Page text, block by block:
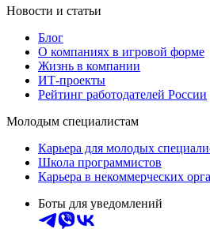
Новости и статьи
Блог
О компаниях в игровой форме
Жизнь в компании
ИТ-проекты
Рейтинг работодателей России
Молодым специалистам
Карьера для молодых
Школа программистов
Карьера в некоммерческих
Боты для уведомлений